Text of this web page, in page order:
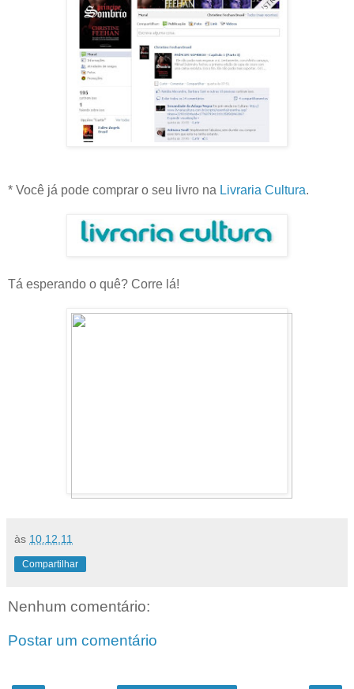
* Você já pode comprar o seu livro na Livraria Cultura.
Tá esperando o quê? Corre lá!
às 10.12.11
Compartilhar
Nenhum comentário:
Postar um comentário